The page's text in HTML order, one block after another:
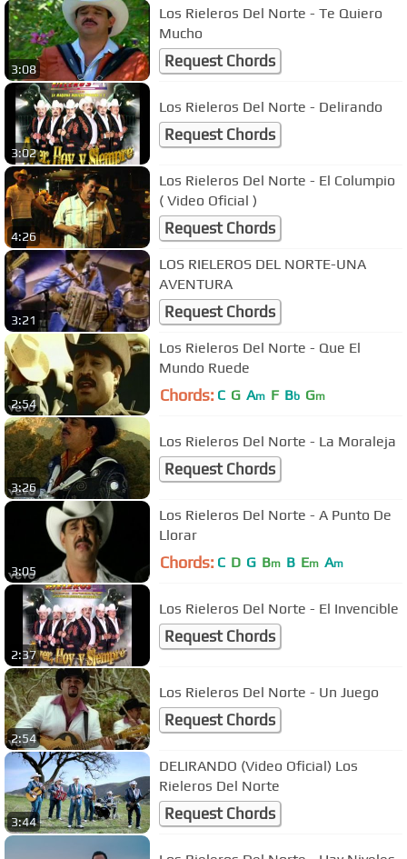
3:08
Los Rieleros Del Norte - Te Quiero
Mucho
Request Chords
3:02
Los Rieleros Del Norte - Delirando
Request Chords
4:26
Los Rieleros Del Norte - El Columpio
( Video Oficial )
Request Chords
3:21
LOS RIELEROS DEL NORTE-UNA
AVENTURA
Request Chords
2:54
Los Rieleros Del Norte - Que El
Mundo Ruede
Chords: C G Am F Bb Gm
3:26
Los Rieleros Del Norte - La Moraleja
Request Chords
3:05
Los Rieleros Del Norte - A Punto De
Llorar
Chords: C D G Bm B Em Am
2:37
Los Rieleros Del Norte - El Invencible
Request Chords
2:54
Los Rieleros Del Norte - Un Juego
Request Chords
3:44
DELIRANDO (Video Oficial) Los
Rieleros Del Norte
Request Chords